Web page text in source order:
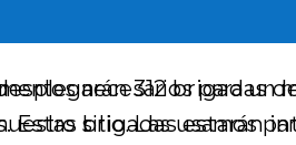
312 brigadas
brigadas estarán
necesarios para un
sitio. Las usamos